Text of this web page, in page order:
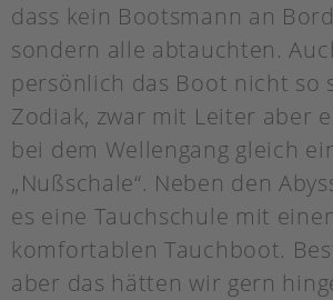
dass kein Bootsmann an
sondern alle abtauchten.
persönlich das Boot nicht so
Zodiak, zwar mit Leiter aber
bei dem Wellengang gleich
„Nußschale“. Neben den
es eine Tauchschule mit
komfortablen Tauchboot.
aber das hätten wir gern